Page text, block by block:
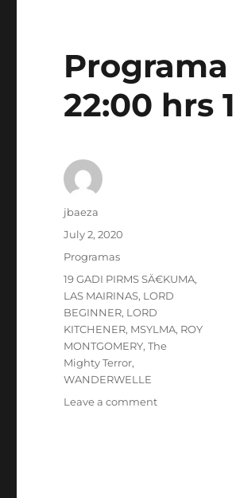
22:00 hrs
Author
jbaeza
Posted
July 2, 2020
Categories
Programas
Tags
19 GADI PIRMS SÄ€KUMA,
LAS MAIRINAS, LORD
BEGINNER, LORD
KITCHENER, MSYLMA, ROY
MONTGOMERY,The
Mighty Terror,
WANDERWELLE
Leave a commenton